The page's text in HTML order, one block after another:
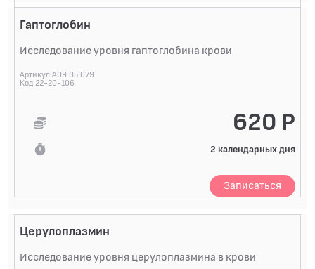
Гаптоглобин
Исследование уровня гаптоглобина крови
Артикул A09.05.079
Код 22-20-106
620 Р
2 календарных дня
Записаться
Церулоплазмин
Исследование уровня церулоплазмина в крови